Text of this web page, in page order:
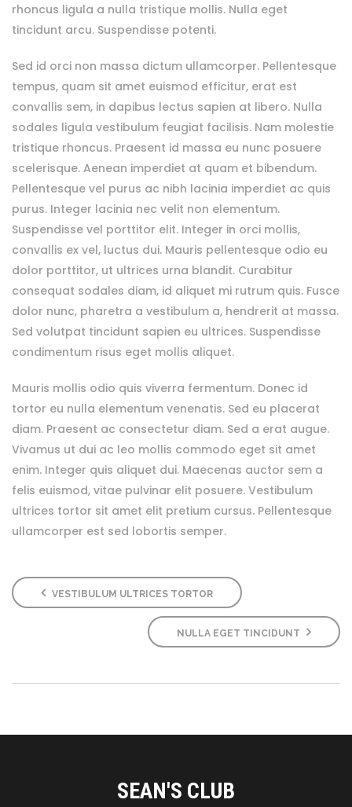
rhoncus ligula a nulla tristique mollis. Nulla eget
tincidunt arcu. Suspendisse potenti.
Sed id orci non massa dictum ullamcorper. Pellentesque
tempus, quam sit amet euismod efficitur, erat est
convallis sem, in dapibus lectus sapien at libero. Nulla
sodales ligula vestibulum feugiat facilisis. Nam molestie
tristique rhoncus. Praesent id massa eu nunc posuere
scelerisque. Aenean imperdiet at quam et bibendum.
Pellentesque vel purus ac nibh lacinia imperdiet ac quis
purus. Integer lacinia nec velit non elementum.
Suspendisse vel porttitor elit. Integer in orci mollis,
convallis ex vel, luctus dui. Mauris pellentesque odio eu
dolor porttitor, ut ultrices urna blandit. Curabitur
consequat sodales diam, id aliquet mi rutrum quis. Fusce
dolor nunc, pharetra a vestibulum a, hendrerit at massa.
Sed volutpat tincidunt sapien eu ultrices. Suspendisse
condimentum risus eget mollis aliquet.
Mauris mollis odio quis viverra fermentum. Donec id
tortor eu nulla elementum venenatis. Sed eu placerat
diam. Praesent ac consectetur diam. Sed a erat augue.
Vivamus ut dui ac leo mollis commodo eget sit amet
enim. Integer quis aliquet dui. Maecenas auctor sem a
felis euismod, vitae pulvinar elit posuere. Vestibulum
ultrices tortor sit amet elit pretium cursus. Pellentesque
ullamcorper est sed lobortis semper.
VESTIBULUM ULTRICES TORTOR
NULLA EGET TINCIDUNT
SEAN'S CLUB